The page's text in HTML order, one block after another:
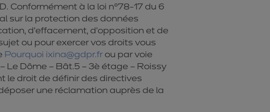
Conformément à la loi n°78-17 du 6
sur la protection des données
d’effacement, d'opposition et de
ou pour exercer vos droits vous
Pourquoi ixina@gdpr.frou par voie
Le Dôme – Bât.5 – 3è étage – Roissy
le droit de définir des directives
une réclamation auprès de la